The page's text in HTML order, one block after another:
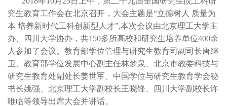
究生教育工作会在北京召开，大会主题是“立德树人 质量为
本 培养新时代工科创新型人才”,本次会议由北京理工大学主
办、四川大学协办，共150多所高校和研究生培养单位400余
人参加了会议。教育部学位管理与研究生教育司副司长唐继
卫、教育部学位发展中心副主任林梦泉、北京市教委科技与
研究生教育处副处长姜世军、中国学位与研究生教育学会秘
书长姚强、北京理工大学副校长王晓锋、四川大学副校长许
唯临等领导出席大会并讲话。